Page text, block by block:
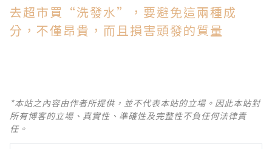
去超市買“洗發水”，要避免這兩種成
分，不僅昂貴，而且損害頭發的質量
*本站之內容由作者所提供，並不代表本站的立場。因此本站對
所有博客的立場、真實性、準確性及完整性不負任何法律責
任。